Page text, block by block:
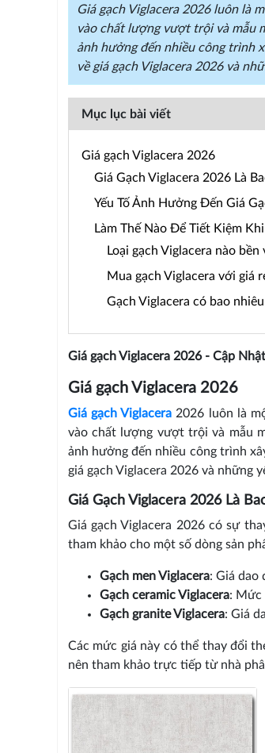
Giá gạch Viglacera 2026 luôn là
vào chất lượng vượt trội và mẫu
ảnh hưởng đến nhiều công trình
về giá gạch Viglacera 2026 và
Mục lục bài viết
Giá gạch Viglacera 2026
Giá Gạch Viglacera 2026 Là
Yếu Tố Ảnh Hưởng Đến Giá
Làm Thế Nào Để Tiết Kiệm
Loại gạch Viglacera nào
Mua gạch Viglacera với giá
Gạch Viglacera có bao
Giá gạch Viglacera 2026 - Cập
Giá gạch Viglacera 2026
Giá gạch Viglacera 2026 luôn là
vào chất lượng vượt trội và mẫu
ảnh hưởng đến nhiều công trình
giá gạch Viglacera 2026 và những
Giá Gạch Viglacera 2026 Là
Giá gạch Viglacera 2026 có sự
tham khảo cho một số dòng sản
Gạch men Viglacera: Giá dao
Gạch ceramic Viglacera: Mức
Gạch granite Viglacera: Giá
Các mức giá này có thể thay đổi
nên tham khảo trực tiếp từ nhà